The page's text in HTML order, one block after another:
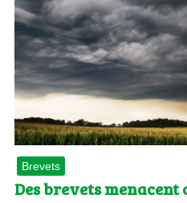
Brevets
Des brevets